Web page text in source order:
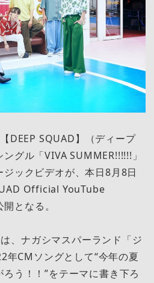
DEEP SQUAD】（ディープ
グル「VIVA SUMMER!!!!!!」
ジックビデオが、本日8月8日
Official YouTube
となる。
、ナガシマスパーランド「ジ
年CMソングとして“今年の夏
う！！”をテーマに書き下ろ